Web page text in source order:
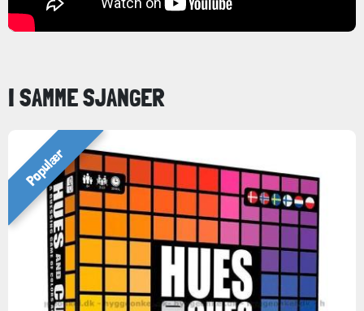
I SAMME SJANGER
Populær